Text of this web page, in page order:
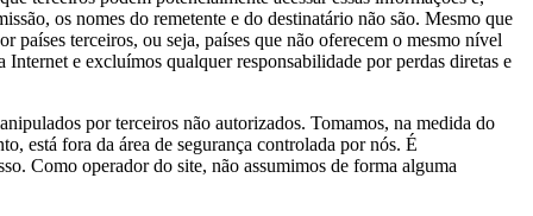
os nomes do remetente e do destinatário não são. Mesmo que
países terceiros, ou seja, países que não oferecem o mesmo nível
Internet e excluímos qualquer responsabilidade por perdas diretas e
por terceiros não autorizados. Tomamos, na medida do
está fora da área de segurança controlada por nós. É
Como operador do site, não assumimos de forma alguma